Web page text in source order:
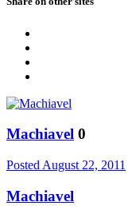
Machiavel 0
Posted August 22, 2011
Machiavel